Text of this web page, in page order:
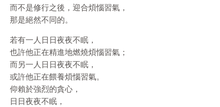
而不是修行之後，迎合煩惱習氣，
那是絕然不同的。
若有一人日日夜夜不眠，
也許他正在精進地燃燒煩惱習氣；
而另一人日日夜夜不眠，
或許他正在餵養煩惱習氣。
仰賴於強烈的貪心，
日日夜夜不眠，